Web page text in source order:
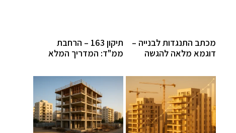
מכתב התנגדות לבנייה –
דוגמא מלאה להגשה
תיקון 163 – הרחבת
ממ"ד: המדריך המלא